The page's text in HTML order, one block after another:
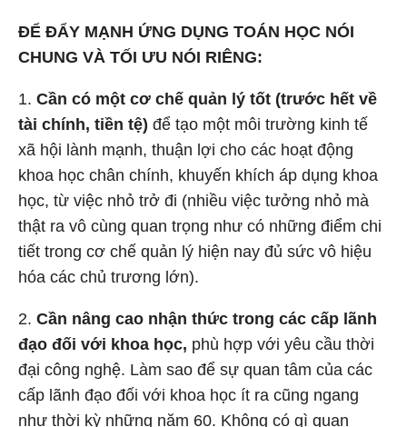
ĐỂ ĐẨY MẠNH ỨNG DỤNG TOÁN HỌC NÓI
CHUNG VÀ TỐI ƯU NÓI RIÊNG:
1. Cần có một cơ chế quản lý tốt (trước hết về
tài chính, tiền tệ) để tạo một môi trường kinh tế
xã hội lành mạnh, thuận lợi cho các hoạt động
khoa học chân chính, khuyến khích áp dụng khoa
học, từ việc nhỏ trở đi (nhiều việc tưởng nhỏ mà
thật ra vô cùng quan trọng như có những điểm chi
tiết trong cơ chế quản lý hiện nay đủ sức vô hiệu
hóa các chủ trương lớn).
2. Cần nâng cao nhận thức trong các cấp lãnh
đạo đối với khoa học, phù hợp với yêu cầu thời
đại công nghệ. Làm sao để sự quan tâm của các
cấp lãnh đạo đối với khoa học ít ra cũng ngang
như thời kỳ những năm 60. Không có gì quan